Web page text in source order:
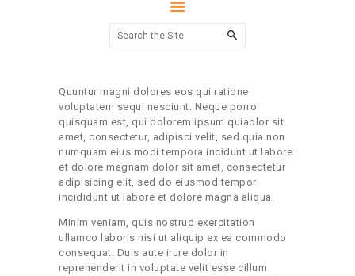
Quuntur magni dolores eos qui ratione
voluptatem sequi nesciunt. Neque porro
quisquam est, qui dolorem ipsum quiaolor sit
amet, consectetur, adipisci velit, sed quia non
numquam eius modi tempora incidunt ut labore
et dolore magnam dolor sit amet, consectetur
adipisicing elit, sed do eiusmod tempor
incididunt ut labore et dolore magna aliqua.
Minim veniam, quis nostrud exercitation
ullamco laboris nisi ut aliquip ex ea commodo
consequat. Duis aute irure dolor in
reprehenderit in voluptate velit esse cillum